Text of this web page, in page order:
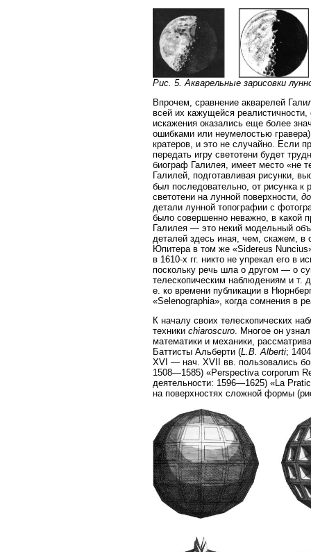
Рис. 5. Акварельные зарисовки
Впрочем, сравнение акварелей
всей их кажущейся
искажения оказались еще более
ошибками или неумелостью
кратеров, и это не случайно. Если
передать игру светотени будет
биограф Галилея, имеет место «не
Галилей, подготавливая рисунки,
был последовательно, от рисунка к
светотени на лунной поверхности,
детали лунной топографии с
было совершенно неважно, в какой
Галилея — это некий модельный
деталей здесь иная, чем, скажем, в
Юпитера в том же «Sidereus
в 1610-х гг. никто не упрекал его в
поскольку речь шла о другом — о
телескопическим наблюдениям и т.
е. ко времени публикации в
«Selenographia», когда сомнения в
К началу своих телескопических
техники chiaroscuro . Многое он
математики и механики,
Баттисты Альберти (L.B. Alberti;
XVI — нач. XVII вв. пользовались
1508—1585) «Perspectiva corporum
деятельности: 1596—1625) «La
на поверхностях сложной формы